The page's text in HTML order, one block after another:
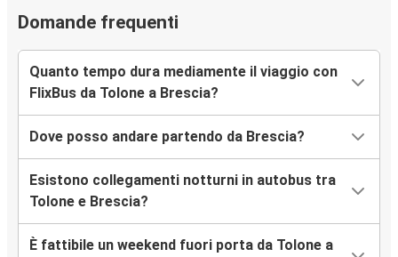
Domande frequenti
Quanto tempo dura mediamente il viaggio con
FlixBus da Tolone a Brescia?
Dove posso andare partendo da Brescia?
Esistono collegamenti notturni in autobus tra
Tolone e Brescia?
È fattibile un weekend fuori porta da Tolone a